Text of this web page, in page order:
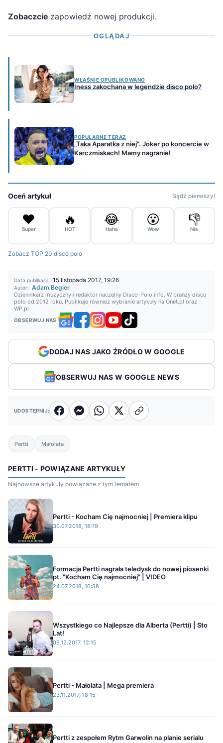
Zobaczcie zapowiedź nowej produkcji.
OGLĄDAJ
WŁAŚNIE OPUBLIKOWANO
Iness zakochana w legendzie disco polo?
POPULARNE TERAZ
„Taka Aparatka z niej". Joker po koncercie w
Karczmiskach! Mamy nagranie!
Oceń artykuł Bądź pierwszy!
❤️
Super
🔥
HOT
😂
Haha
😮
Wow
👎
Nie
Zobacz TOP 20 disco polo
Data publikacji: 15 listopada 2017, 19:26
Autor: Adam Begier
Dziennikarz muzyczny i redaktor naczelny Disco-Polo.info. W branży disco
polo od 2012 roku. Publikuje również wybranie artykuły na Onet.pl oraz
WP.pl
OBSERWUJ NAS
DODAJ NAS JAKO ŹRÓDŁO W GOOGLE
OBSERWUJ NAS W GOOGLE NEWS
UDOSTĘPNIJ:
Pertti Małolata
PERTTI - POWIĄZANE ARTYKUŁY
Najnowsze artykuły powiązane z tym tematem
Pertti - Kocham Cię najmocniej | Premiera klipu
30.07.2018, 18:19
Formacja Pertti nagrała teledysk do nowej piosenki
pt. "Kocham Cię najmocniej" | VIDEO
24.07.2018, 10:38
Wszystkiego co Najlepsze dla Alberta (Pertti) | Sto
Lat!
09.12.2017, 12:15
Pertti - Małolata | Mega premiera
23.11.2017, 18:15
Pertti z zespołem Rytm Garwolin na planie serialu